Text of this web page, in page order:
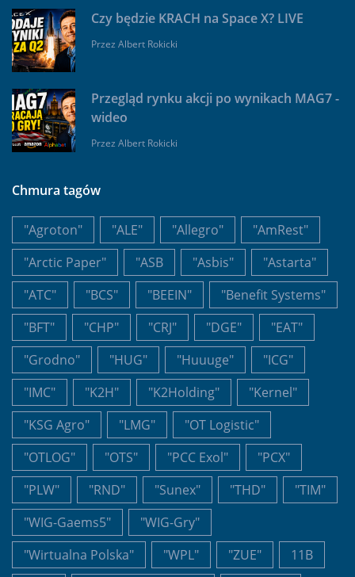
Czy będzie KRACH na Space X? LIVE
Przez Albert Rokicki
Przegląd rynku akcji po wynikach MAG7 -
wideo
Przez Albert Rokicki
Chmura tagów
"Agroton" "ALE" "Allegro"
"AmRest"
"Arctic Paper"
"ASB "Asbis"
"Astarta"
"ATC"
"BCS" "BEEIN"
"Benefit Systems"
"BFT"
"CHP" "CRJ" "DGE"
"EAT"
"Grodno"
"HUG" "Huuuge"
"ICG"
"IMC"
"K2H" "K2Holding"
"Kernel"
"KSG Agro"
"LMG"
"OT Logistic"
"OTLOG"
"OTS" "PCC Exol"
"PCX"
"PLW"
"RND" "Sunex" "THD"
"TIM"
"WIG-Gaems5"
"WIG-Gry"
"Wirtualna Polska"
"WPL" "ZUE"
11B